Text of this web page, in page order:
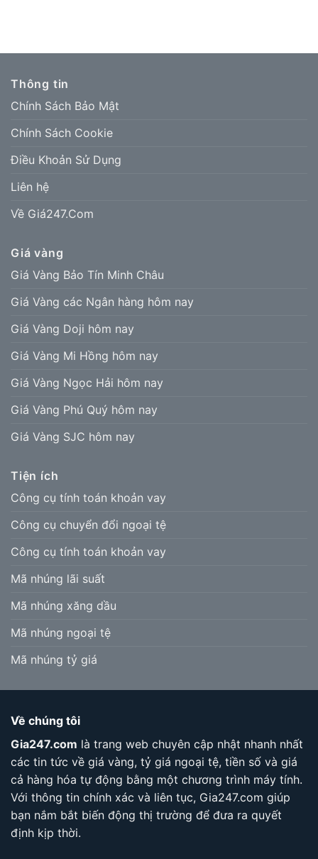
Thông tin
Chính Sách Bảo Mật
Chính Sách Cookie
Điều Khoản Sử Dụng
Liên hệ
Về Giá247.Com
Giá vàng
Giá Vàng Bảo Tín Minh Châu
Giá Vàng các Ngân hàng hôm nay
Giá Vàng Doji hôm nay
Giá Vàng Mi Hồng hôm nay
Giá Vàng Ngọc Hải hôm nay
Giá Vàng Phú Quý hôm nay
Giá Vàng SJC hôm nay
Tiện ích
Công cụ tính toán khoản vay
Công cụ chuyển đổi ngoại tệ
Công cụ tính toán khoản vay
Mã nhúng lãi suất
Mã nhúng xăng dầu
Mã nhúng ngoại tệ
Mã nhúng tỷ giá
Về chúng tôi
Gia247.com là trang web chuyên cập nhật nhanh nhất
các tin tức về giá vàng, tỷ giá ngoại tệ, tiền số và giá
cả hàng hóa tự động bằng một chương trình máy tính.
Với thông tin chính xác và liên tục, Gia247.com giúp
bạn nắm bắt biến động thị trường để đưa ra quyết
định kịp thời.